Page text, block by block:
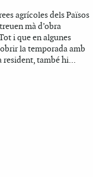
agrícoles dels Països
mà d’obra
i que en algunes
la temporada amb
resident, també hi...